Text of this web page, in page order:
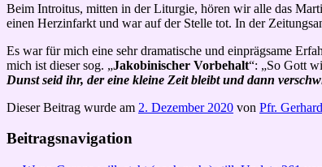
Beim Introitus, mitten in der Liturgie, hören wir alle das
einen Herzinfarkt und war auf der Stelle tot. In der
Es war für mich eine sehr dramatische und einprägsame
mich ist dieser sog. „Jakobinischer Vorbehalt“: „So Gott
Dunst seid ihr, der eine kleine Zeit bleibt und dann
Dieser Beitrag wurde am 2. Dezember 2020 von Pfr.
Beitragsnavigation